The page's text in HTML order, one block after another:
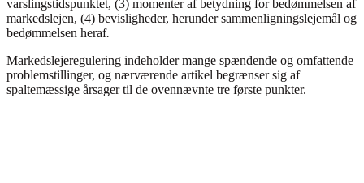
varslingstidspunktet, (3) momenter af betydning for bedømmelsen af
markedslejen, (4) bevisligheder, herunder sammenligningslejemål og
bedømmelsen heraf.
Markedslejeregulering indeholder mange spændende og omfattende
problemstillinger, og nærværende artikel begrænser sig af
spaltemæssige årsager til de ovennævnte tre første punkter.